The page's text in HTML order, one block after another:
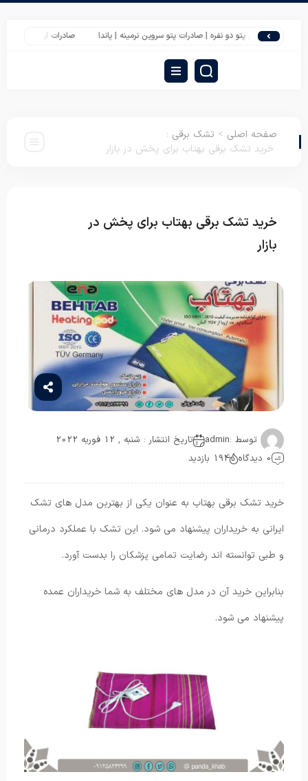
فروش پتو دو نفره | صادرات پتو سروین نرمینه | پاندا صادرات ارزانترین پتو یک
صفحه اصلی > تشک برقی :
خرید تشک برقی بهتاب برای پخش در بازار
خرید تشک برقی بهتاب برای پخش در
بازار
توسط :admin
تاریخ انتشار : شنبه , 12 فوریه 2022
0 دیدگاه
194 بازدید
خرید تشک برقی بهتاب به عنوان یکی از بهترین مدل های تشک
ایرانی به خریداران پیشنهاد می شود. این تشک با عملکرد درمانی
و طبی توانسته اند رضایت تمامی پزشکان را بدست آورد.
بنابراین خرید آن در مدل های مختلف به شما خریداران عمده
پیشنهاد می شود.